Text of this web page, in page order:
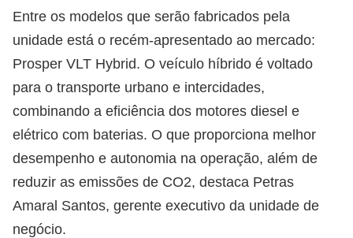
Entre os modelos que serão fabricados pela
unidade está o recém-apresentado ao mercado:
Prosper VLT Hybrid. O veículo híbrido é voltado
para o transporte urbano e intercidades,
combinando a eficiência dos motores diesel e
elétrico com baterias. O que proporciona melhor
desempenho e autonomia na operação, além de
reduzir as emissões de CO2, destaca Petras
Amaral Santos, gerente executivo da unidade de
negócio.